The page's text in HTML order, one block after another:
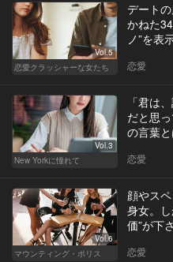
Vol.5
恋愛クラッシャーな女たち
デート
かねた
ノ”を表
恋愛
Vol.3
New Yorkに憧れて
「君は
だと思
の言葉
恋愛
Vol.6
マウンティング・ポリス
顔やス
身女。
価”が下
恋愛